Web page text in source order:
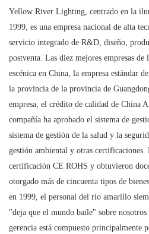
Yellow River Lighting, centrado en la
1999, es una empresa nacional de alta
servicio integrado de R&D, diseño,
postventa. Las diez mejores empresas
escénica en China, la empresa estándar
la provincia de la provincia de
empresa, el crédito de calidad de China
compañía ha aprobado el sistema de
sistema de gestión de la salud y la
gestión ambiental y otras certificaciones.
certificación CE ROHS y obtuvieron
otorgado más de cincuenta tipos de
en 1999, el personal del río amarillo
"deja que el mundo baile" sobre
gerencia está compuesto principalmente